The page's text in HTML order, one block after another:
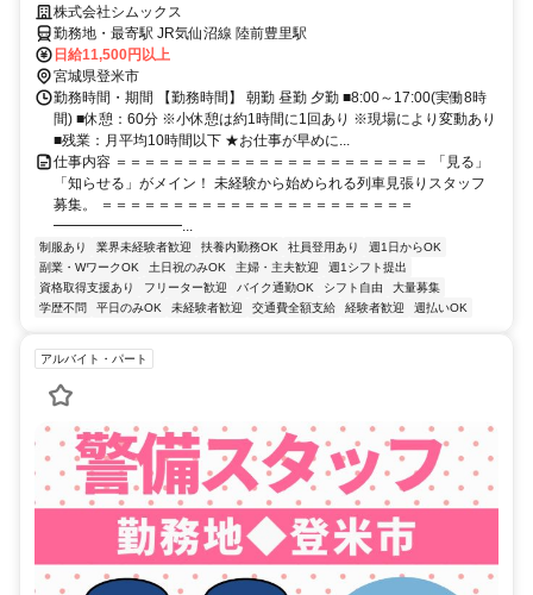
勤◎WワークOK！週1シフト提出
株式会社シムックス
勤務地・最寄駅 JR気仙沼線 陸前豊里駅
日給11,500円以上
宮城県登米市
勤務時間・期間 【勤務時間】 朝勤 昼勤 夕勤 ■8:00～17:00(実働8時
間) ■休憩：60分 ※小休憩は約1時間に1回あり ※現場により変動あり
■残業：月平均10時間以下 ★お仕事が早めに...
仕事内容 ＝＝＝＝＝＝＝＝＝＝＝＝＝＝＝＝＝＝＝＝＝＝ 「見る」
「知らせる」がメイン！ 未経験から始められる列車見張りスタッフ
募集。 ＝＝＝＝＝＝＝＝＝＝＝＝＝＝＝＝＝＝＝＝＝＝
━━━━━━━━━...
制服あり 業界未経験者歓迎 扶養内勤務OK 社員登用あり
週1日からOK
副業・WワークOK
土日祝のみOK 主婦・主夫歓迎
週1シフト提出
資格取得支援あり
フリーター歓迎 バイク通勤OK シフト自由
大量募集
学歴不問
平日のみOK 未経験者歓迎 交通費全額支給 経験者歓迎 週払いOK
アルバイト・パート